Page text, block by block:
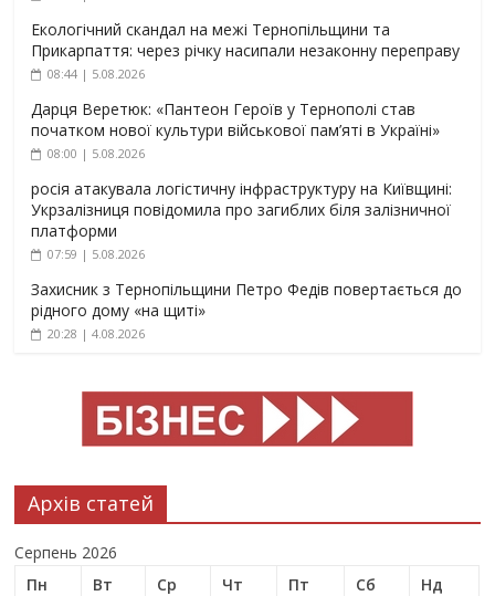
Екологічний скандал на межі Тернопільщини та
Прикарпаття: через річку насипали незаконну переправу
08:44 | 5.08.2026
Дарця Веретюк: «Пантеон Героїв у Тернополі став
початком нової культури військової пам’яті в Україні»
08:00 | 5.08.2026
росія атакувала логістичну інфраструктуру на Київщині:
Укрзалізниця повідомила про загиблих біля залізничної
платформи
07:59 | 5.08.2026
Захисник з Тернопільщини Петро Федів повертається до
рідного дому «на щиті»
20:28 | 4.08.2026
Архів статей
Серпень 2026
Пн
Вт Ср Чт Пт Сб
Нд